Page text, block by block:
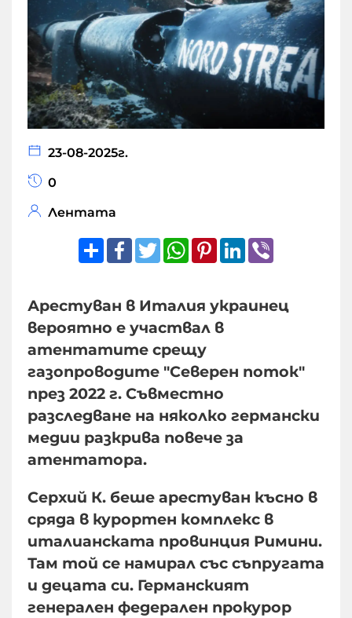
23-08-2025г.
0
Лентата
ShareFacebook
TwitterWhatsApp
Pinterest
LinkedIn
Арестуван в Италия украинец
вероятно е участвал в
атентатите срещу
газопроводите "Северен поток"
през 2022 г. Съвместно
разследване на няколко германски
медии разкрива повече за
атентатора.
Серхий К. беше арестуван късно в
сряда в курортен комплекс в
италианската провинция Римини.
Там той се намирал със съпругата
и децата си. Германският
генерален федерален прокурор